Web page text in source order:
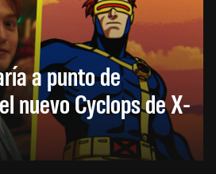
a punto de
nuevo Cyclops de X-